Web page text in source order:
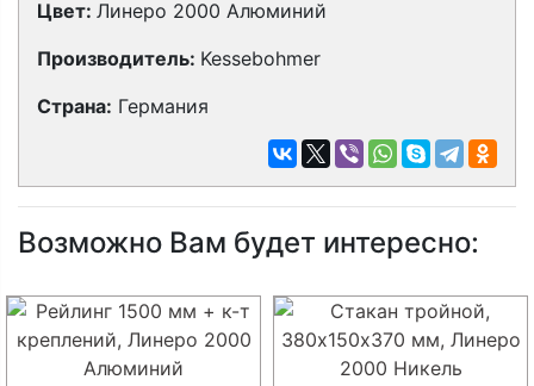
Цвет: Линеро 2000 Алюминий
Производитель: Kessebohmer
Страна: Германия
Возможно Вам будет интересно: